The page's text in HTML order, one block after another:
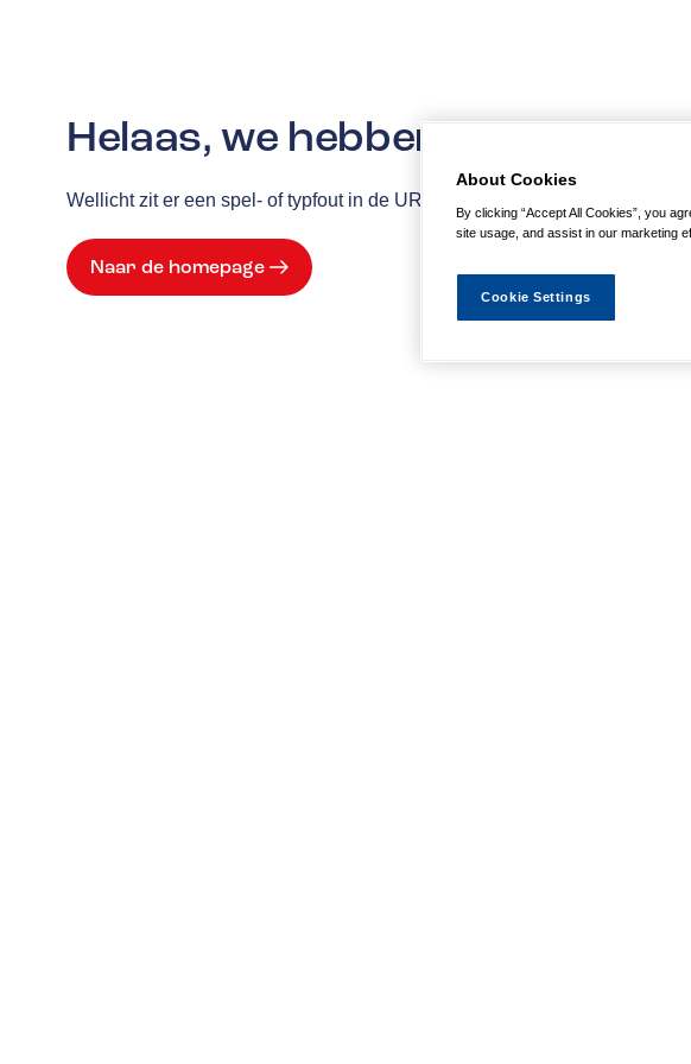
Helaas, we hebben de pagina
Wellicht zit er een spel- of typfout in de URL of is de actie waarnaar u
Naar de homepage
About Cookies
By clicking “Accept All Cookies”, you
site usage, and assist in our marketing
Cookie Settings